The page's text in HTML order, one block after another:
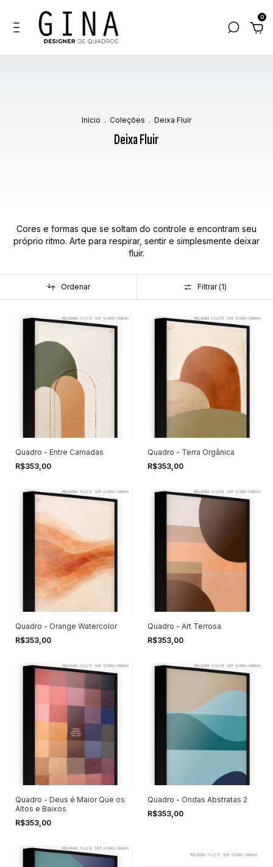
0
Início . Coleções . Deixa Fluir
Deixa Fluir
Cores e formas que se soltam do controle e encontram seu
próprio ritmo. Arte para respirar, sentir e simplesmente deixar
fluir.
Ordenar Filtrar (1)
Quadro - Entre Camadas
R$353,00
Quadro - Terra Orgânica
R$353,00
Quadro - Orange Watercolor
R$353,00
Quadro - Art Terrosa
R$353,00
Quadro - Deus é Maior Que os
Altos e Baixos
R$353,00
Quadro - Ondas Abstratas 2
R$353,00